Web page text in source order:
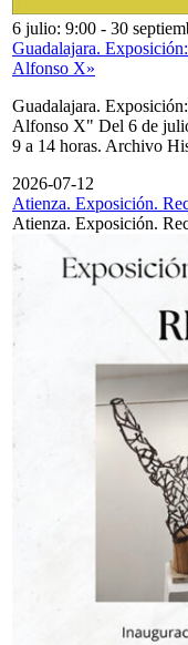
6 julio: 9:00 - 30
Guadalajara.
Alfonso X»
Guadalajara.
Alfonso X" Del 6 de
9 a 14 horas. Archivo
2026-07-12
Atienza. Exposición.
Atienza. Exposición.